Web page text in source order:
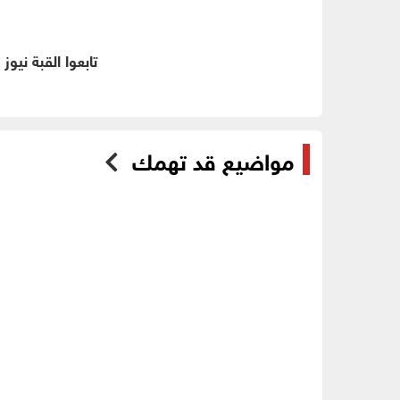
تابعوا القبة
مواضيع قد تهمك